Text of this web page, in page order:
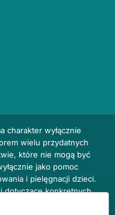
charakter wyłącznie
wielu przydatnych
które nie mogą być
jako pomoc
i pielęgnacji dzieci.
dotyczące konkretnych
z prowadzącym